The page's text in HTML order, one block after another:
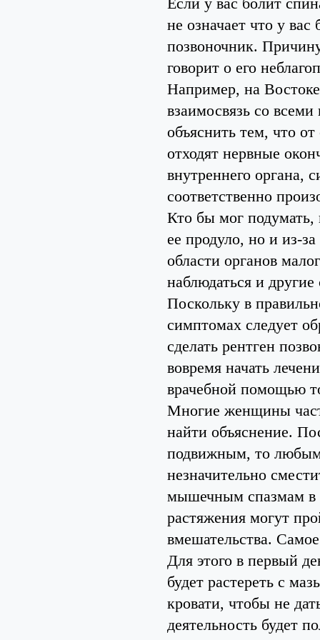
не означает что у вас
позвоночник.
говорит о его
Например, на
взаимосвязь со
объяснить тем, что
отходят нервные
внутреннего органа,
соответственно
Кто бы мог подумать,
ее продуло, но и из-
области органов
наблюдаться и
Поскольку в
симптомах следует
сделать рентген
вовремя начать
врачебной помощью
Многие женщины
найти объяснение.
подвижным, то
незначительно
мышечным спазмам в
растяжения могут
вмешательства.
Для этого в первый
будет растереть с
кровати, чтобы не
деятельность будет